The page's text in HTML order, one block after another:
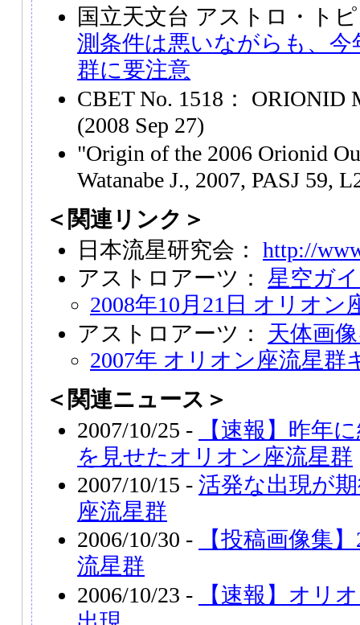
国立天文台 アストロ・ト
測条件は悪いながらも、
群に要注意
CBET No. 1518： ORIONID
(2008 Sep 27)
"Origin of the 2006 Orionid
Watanabe J., 2007, PASJ 59,
＜関連リンク＞
日本流星研究会： http://
アストロアーツ： 星空ガ
2008年10月21日 オリオン
アストロアーツ： 天体画
2007年 オリオン座流星群
＜関連ニュース＞
2007/10/25 -
【速報】昨年
を見せたオリオン座流星群
2007/10/15 - 活発な出現が
座流星群
2006/10/30 -
【投稿画像集
流星群
2006/10/23 -
【速報】オリ